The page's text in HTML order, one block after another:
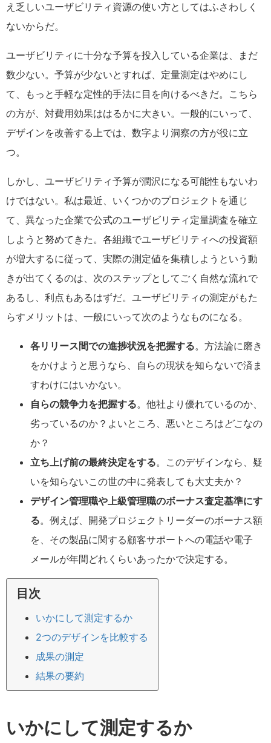
え乏しいユーザビリティ資源の使い方としてはふさわしく
ないからだ。
ユーザビリティに十分な予算を投入している企業は、まだ
数少ない。予算が少ないとすれば、定量測定はやめにし
て、もっと手軽な定性的手法に目を向けるべきだ。こちら
の方が、対費用効果ははるかに大きい。一般的にいって、
デザインを改善する上では、数字より洞察の方が役に立
つ。
しかし、ユーザビリティ予算が潤沢になる可能性もないわ
けではない。私は最近、いくつかのプロジェクトを通じ
て、異なった企業で公式のユーザビリティ定量調査を確立
しようと努めてきた。各組織でユーザビリティへの投資額
が増大するに従って、実際の測定値を集積しようという動
きが出てくるのは、次のステップとしてごく自然な流れで
あるし、利点もあるはずだ。ユーザビリティの測定がもた
らすメリットは、一般にいって次のようなものになる。
各リリース間での進捗状況を把握する。方法論に磨き
をかけようと思うなら、自らの現状を知らないで済ま
すわけにはいかない。
自らの競争力を把握する。他社より優れているのか、
劣っているのか？よいところ、悪いところはどこなの
か？
立ち上げ前の最終決定をする。このデザインなら、疑
いを知らないこの世の中に発表しても大丈夫か？
デザイン管理職や上級管理職のボーナス査定基準にす
る。例えば、開発プロジェクトリーダーのボーナス額
を、その製品に関する顧客サポートへの電話や電子
メールが年間どれくらいあったかで決定する。
目次
いかにして測定するか
2つのデザインを比較する
成果の測定
結果の要約
いかにして測定するか